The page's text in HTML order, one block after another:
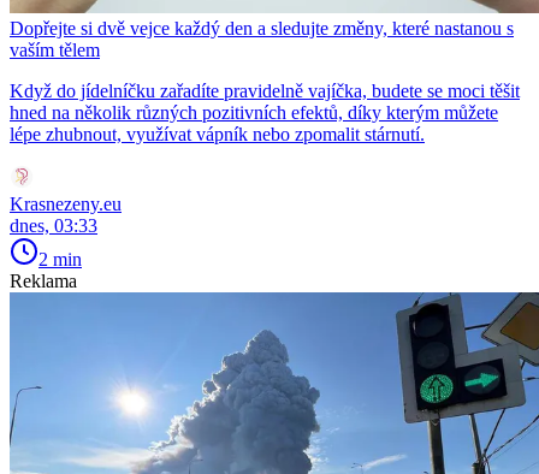
Dopřejte si dvě vejce každý den a sledujte změny, které nastanou s
vaším tělem
Když do jídelníčku zařadíte pravidelně vajíčka, budete se moci těšit
hned na několik různých pozitivních efektů, díky kterým můžete
lépe zhubnout, využívat vápník nebo zpomalit stárnutí.
Krasnezeny.eu
dnes, 03:33
2 min
Reklama